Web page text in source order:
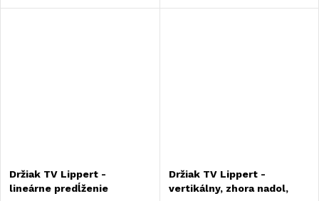
potrubia 1 000
potrubia 1 000
Držiak TV Lippert -
lineárne predĺženie
Držiak TV Lippert -
vertikálny, zhora nadol,